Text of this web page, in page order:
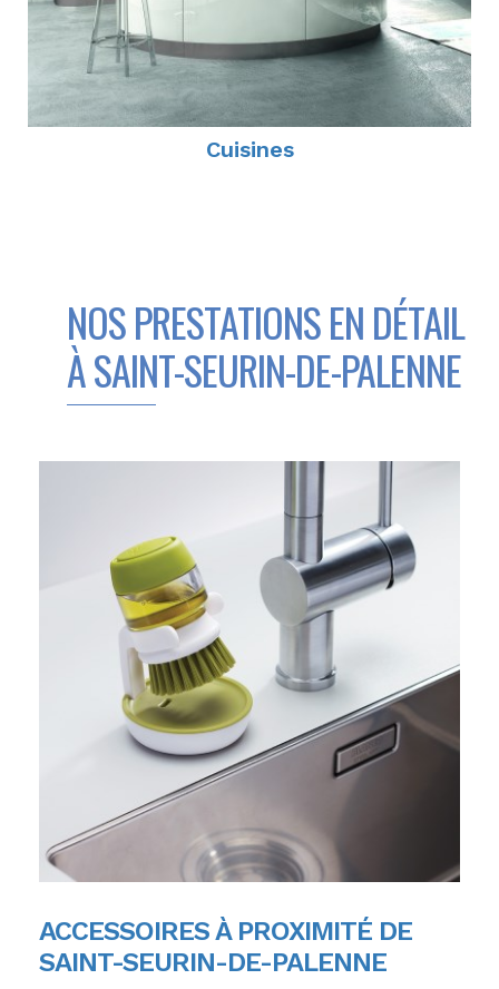
Cuisines
NOS PRESTATIONS EN DÉTAIL
À SAINT-SEURIN-DE-PALENNE
ACCESSOIRES À PROXIMITÉ DE
SAINT-SEURIN-DE-PALENNE